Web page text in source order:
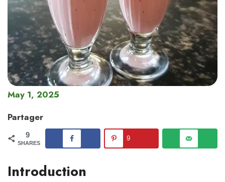
May 1, 2025
Partager
9
SHARES
9
Introduction